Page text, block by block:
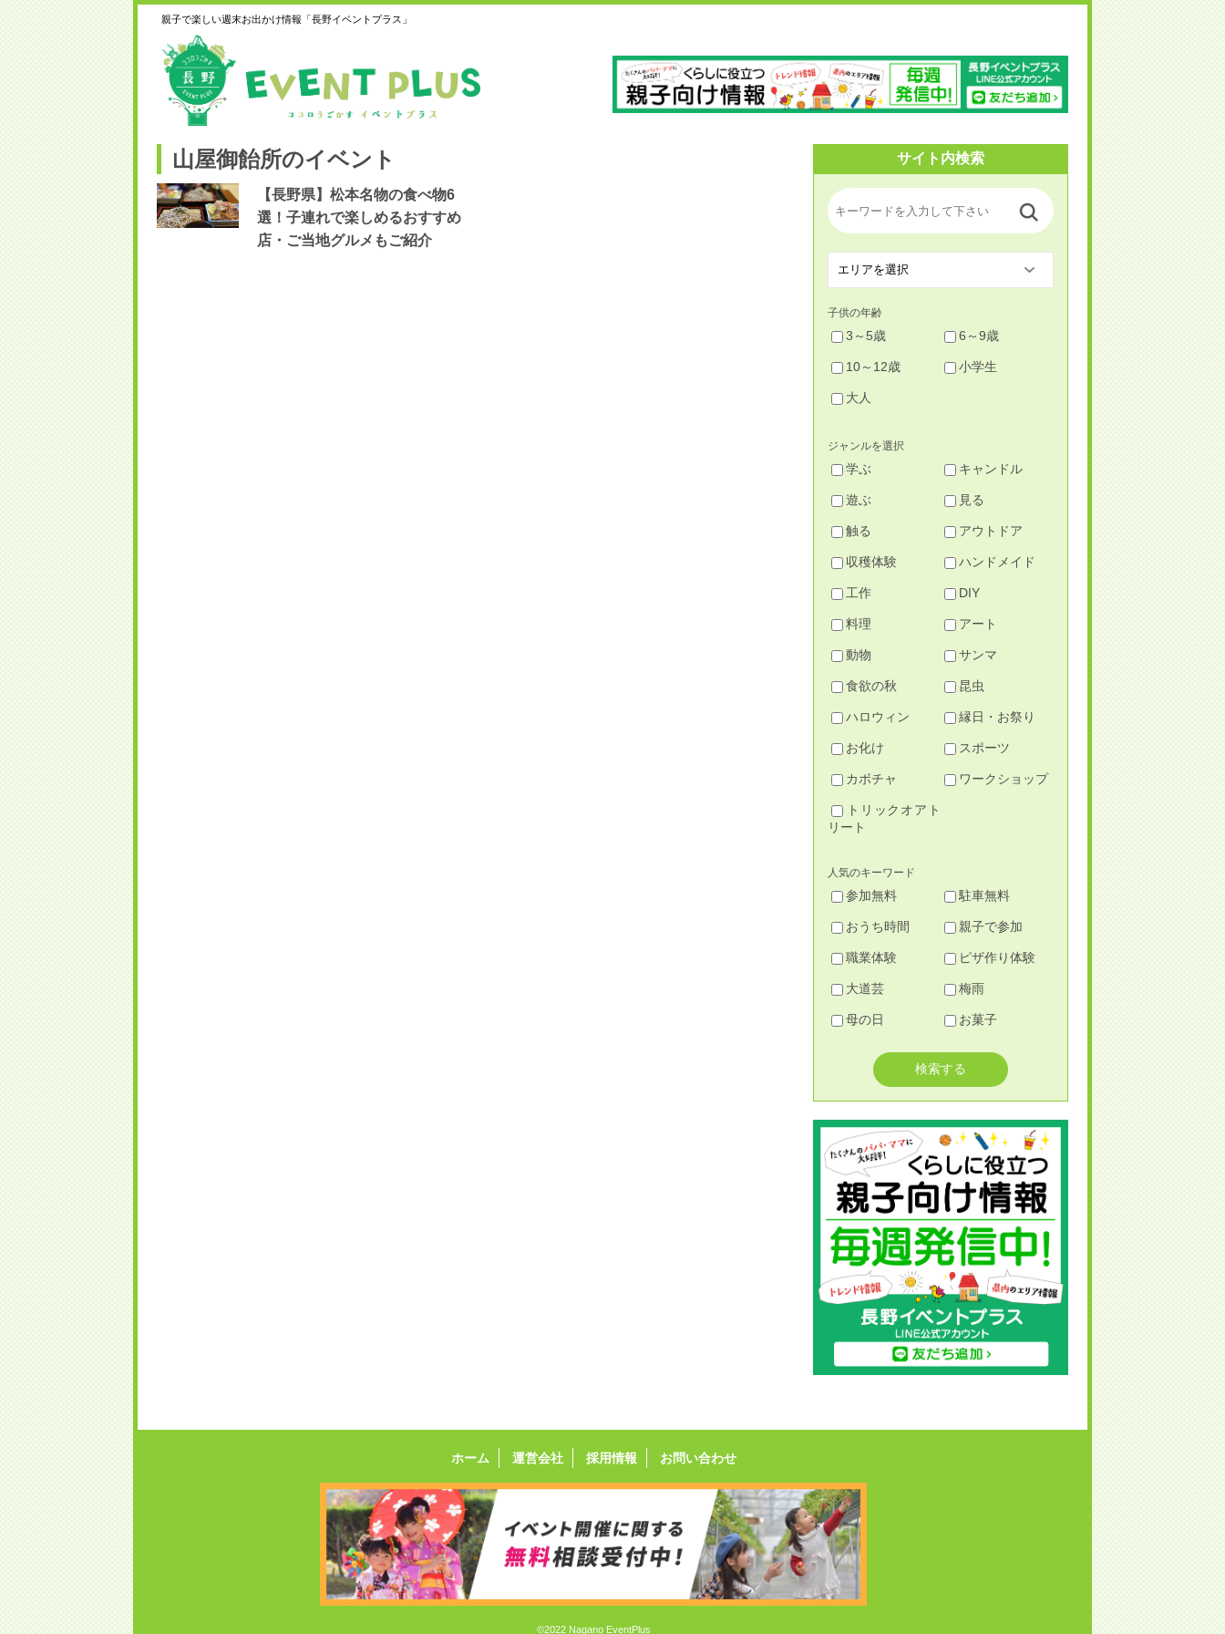
親子で楽しい週末お出かけ情報「長野イベントプラス」
山屋御飴所のイベント
【長野県】松本名物の食べ物6
選！子連れで楽しめるおすすめ
店・ご当地グルメもご紹介
サイト内検索
子供の年齢
3～5歳 6～9歳
10～12歳 小学生
大人
ジャンルを選択
学ぶ キャンドル
遊ぶ 見る
触る アウトドア
収穫体験 ハンドメイド
工作 DIY
料理 アート
動物 サンマ
食欲の秋 昆虫
ハロウィン 縁日・お祭り
お化け スポーツ
カボチャ ワークショップ
トリックオアト
リート
人気のキーワード
参加無料 駐車無料
おうち時間 親子で参加
職業体験 ピザ作り体験
大道芸 梅雨
母の日 お菓子
ホーム 運営会社 採用情報 お問い合わせ
©2022 Nagano EventPlus